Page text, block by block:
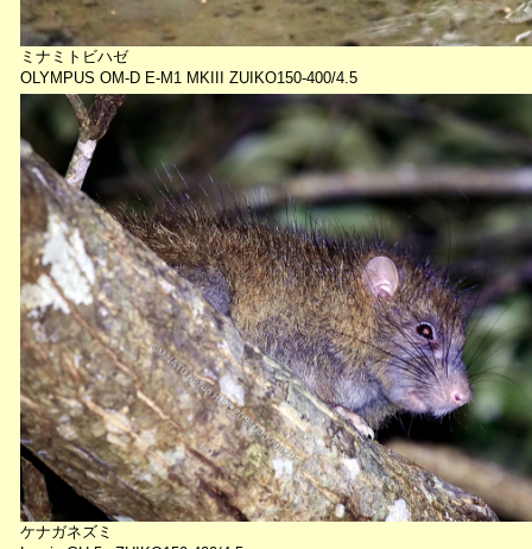
ミナミトビハゼ
OLYMPUS OM-D E-M1 MKIII ZUIKO150-400/4.5
ケナガネズミ